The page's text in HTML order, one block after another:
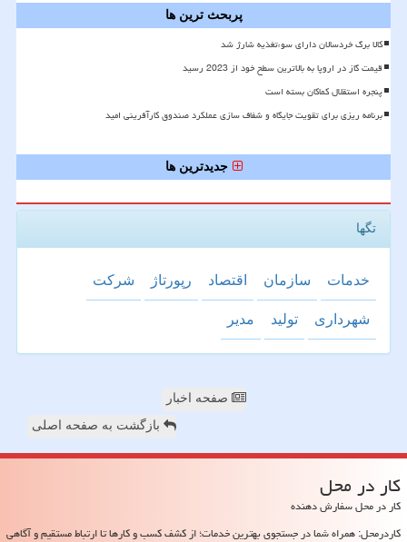
پربحث ترین ها
کالا برگ خردسالان دارای سوءتغذیه شارژ شد
قیمت گاز در اروپا به بالاترین سطح خود از 2023 رسید
پنجره استقلال کماکان بسته است
برنامه ریزی برای تقویت جایگاه و شفاف سازی عملکرد صندوق کارآفرینی امید
جدیدترین ها
تگها
خدمات سازمان اقتصاد رپورتاژ شركت
شهرداری تولید مدیر
صفحه اخبار
بازگشت به صفحه اصلی
كار در محل
کار در محل سفارش دهنده
کاردرمحل: همراه شما در جستجوی بهترین خدمات؛ از کشف کسب و کارها تا ارتباط مستقیم و آگاهی